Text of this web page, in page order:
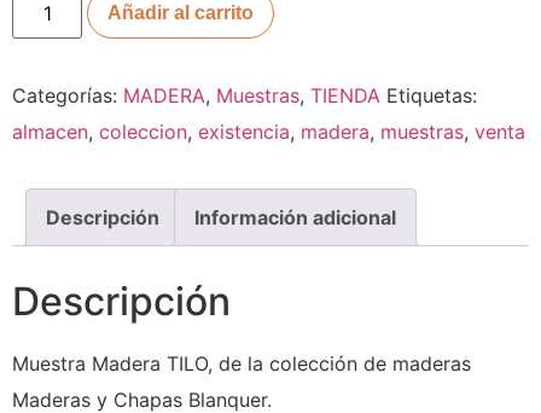
Añadir al carrito
Categorías: MADERA, Muestras, TIENDA Etiquetas:
almacen, coleccion, existencia, madera, muestras, venta
Descripción Información adicional
Descripción
Muestra Madera TILO, de la colección de maderas
Maderas y Chapas Blanquer.